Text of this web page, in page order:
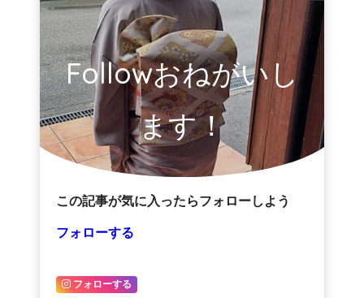
Followおねがいし
ます！
この記事が気に入ったらフォローしよう
フォローする
フォローする